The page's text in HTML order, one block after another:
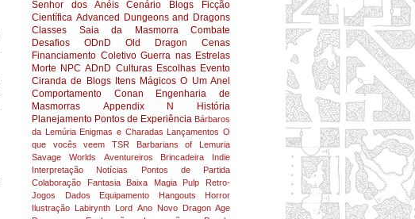
Senhor dos Anéis
Cenário Blogs
Ficção
Científica Advanced Dungeons and Dragons
Classes
Saia da Masmorra
Combate
Desafios
ODnD Old Dragon
Cenas
Financiamento Coletivo Guerra nas Estrelas
Morte NPC ADnD Culturas Escolhas Evento
Ciranda de Blogs
Itens Mágicos O Um Anel
Comportamento
Conan
Engenharia de
Masmorras
Appendix N
História
Planejamento Pontos de Experiência Bárbaros
da Lemúria Enigmas e Charadas Lançamentos O
que vocês veem
TSR
Barbarians of Lemuria
Savage Worlds
Aventureiros Brincadeira
Indie
Interpretação
Notícias
Pontos de Partida
Colaboração
Fantasia Baixa Magia Pulp
Retro-
Jogos
Dados Equipamento Hangouts
Horror
Ilustração Labirynth Lord Ano Novo Dragon Age